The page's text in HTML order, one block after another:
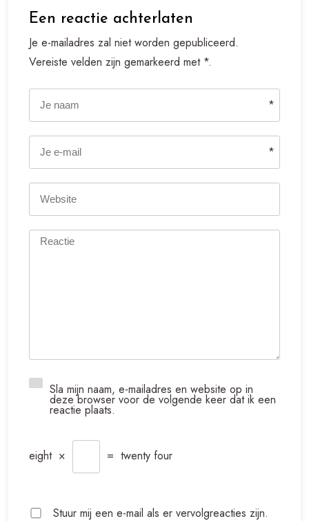
Een reactie achterlaten
Je e-mailadres zal niet worden gepubliceerd.
Vereiste velden zijn gemarkeerd met *.
*
*
Sla mijn naam, e-mailadres en website op in
deze browser voor de volgende keer dat ik een
reactie plaats.
eight × = twenty four
Stuur mij een e-mail als er vervolgreacties zijn.